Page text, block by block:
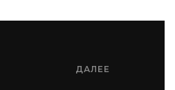
ДАЛЕЕ